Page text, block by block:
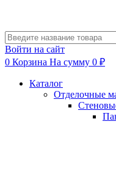
Войти на сайт
0 Корзина На сумму 0 ₽
Каталог
Отделочные